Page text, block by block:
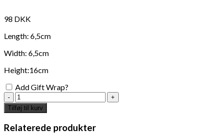
98 DKK
Length: 6,5cm
Width: 6,5cm
Height:16cm
Add Gift Wrap?
Oak
tea
light
chime
Tilføj til kurv
Relaterede produkter